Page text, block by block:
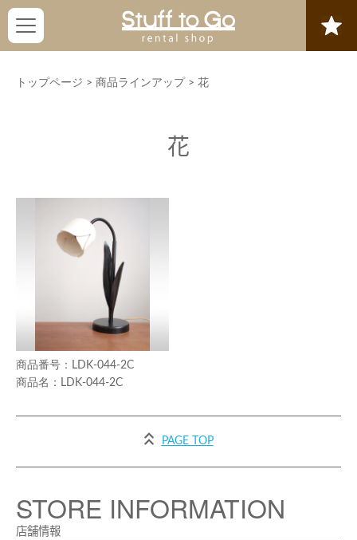
トップページ > 商品ラインアップ > 花
花
LDK-044-2C
LDK-044-2C
PAGE TOP
STORE INFORMATION
店舗情報